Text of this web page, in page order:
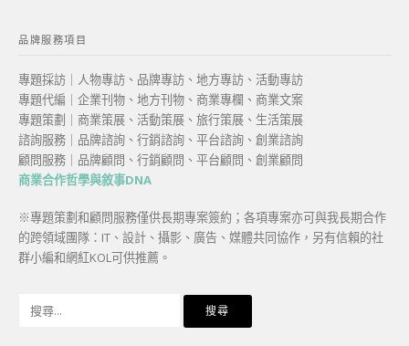
品牌服務項目
專題採訪｜人物專訪、品牌專訪、地方專訪、活動專訪
專題代編｜企業刊物、地方刊物、商業專欄、商業文案
專題策劃｜商業策展、活動策展、旅行策展、生活策展
諮詢服務｜品牌諮詢、行銷諮詢、平台諮詢、創業諮詢
顧問服務｜品牌顧問、行銷顧問、平台顧問、創業顧問
商業合作哲學與敘事DNA
※專題策劃和顧問服務僅供長期專案簽約；各項專案亦可與我長期合作
的跨領域團隊：IT、設計、攝影、廣告、媒體共同協作，另有信賴的社
群小編和網紅KOL可供推薦。